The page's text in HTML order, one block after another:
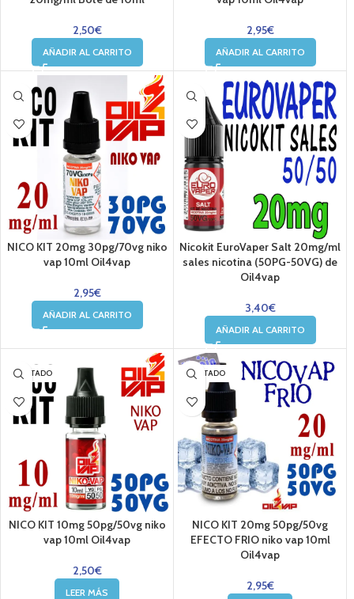
2,50€
AÑADIR AL CARRITO
2,95€
AÑADIR AL CARRITO
NICO KIT 20mg 30pg/70vg niko
vap 10ml Oil4vap
2,95€
AÑADIR AL CARRITO
Nicokit EuroVaper Salt 20mg/ml
sales nicotina (50PG-50VG) de
Oil4vap
3,40€
AÑADIR AL CARRITO
AGOTADO
NICO KIT 10mg 50pg/50vg niko
vap 10ml Oil4vap
2,50€
LEER MÁS
AGOTADO
NICO KIT 20mg 50pg/50vg
EFECTO FRIO niko vap 10ml
Oil4vap
2,95€